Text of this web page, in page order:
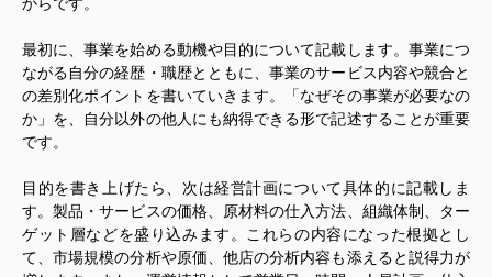
最初に、事業を始める動機や目的について記載します。事業につ
ながる自分の経歴・職歴とともに、事業のサービス内容や競合と
の差別化ポイントを書いていきます。「なぜその事業が必要なの
か」を、自分以外の他人にも納得できる形で記述することが重要
です。
目的を書き上げたら、次は経営計画について具体的に記載しま
す。製品・サービスの価格、原材料の仕入方法、組織体制、ター
ゲット層などを盛り込みます。これらの内容になった根拠とし
て、市場規模の分析や原価、他店の分析内容も添えると説得力が